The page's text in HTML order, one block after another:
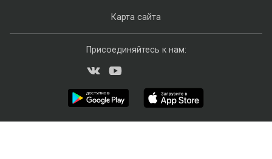
Карта сайта
Присоединяйтесь к нам: